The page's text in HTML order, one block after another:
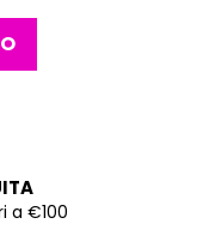
a €100